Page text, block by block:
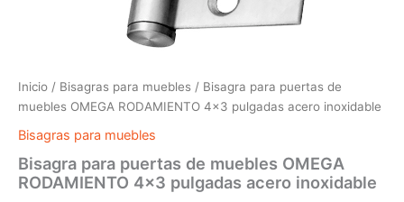
Inicio / Bisagras para muebles / Bisagra para puertas de
muebles OMEGA RODAMIENTO 4×3 pulgadas acero inoxidable
Bisagras para muebles
Bisagra para puertas de muebles OMEGA
RODAMIENTO 4×3 pulgadas acero inoxidable